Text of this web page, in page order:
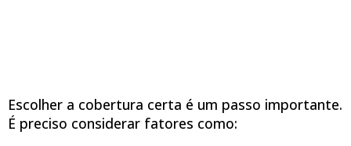
Escolher a cobertura certa é um passo importante.
É preciso considerar fatores como: